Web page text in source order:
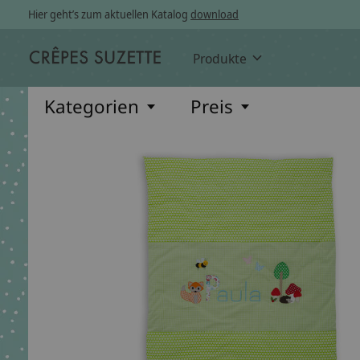
Hier geht’s zum aktuellen Katalog download
Produkte
Kategorien Preis